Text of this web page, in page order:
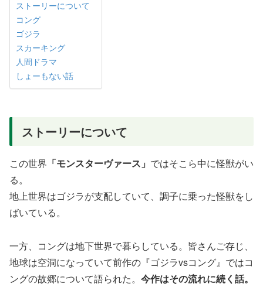
ストーリーについて
コング
ゴジラ
スカーキング
人間ドラマ
しょーもない話
ストーリーについて
この世界 「モンスターヴァース」 ではそこら中に怪獣がい
る。
地上世界はゴジラが支配していて、調子に乗った怪獣をし
ばいている。
一方、コングは地下世界で暮らしている。皆さんご存じ、
地球は空洞になっていて前作の『ゴジラvsコング』ではコ
ングの故郷について語られた。 今作はその流れに続く話。